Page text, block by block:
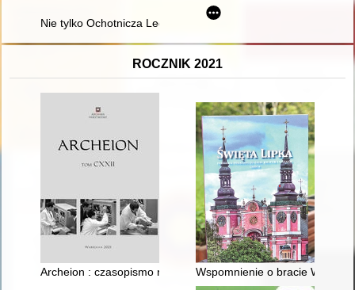
Nie tylko Ochotnicza Legia Kobiet : kobiety wobec inwazji
ROCZNIK 2021
Archeion : czasopismo naukowe poświęcone sprawom
Wspomnienie o bracie